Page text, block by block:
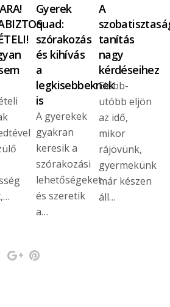
Gyerek
quad:
szórakozás
és kihívás
a
legkisebbeknek
is
A gyerekek
gyakran
keresik a
szórakozási
lehetőségeket
és szeretik
a…
A
tanítás
nagy
kérdéseihez
Előbb-
utóbb eljön
az idő,
mikor
rájövünk,
gyermekünk
már készen
áll…